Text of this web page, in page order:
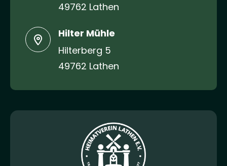
49762 Lathen
Hilter Mühle
Hilterberg 5
49762 Lathen